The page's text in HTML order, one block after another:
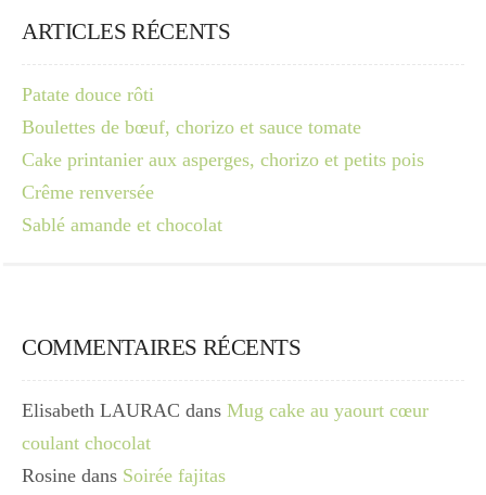
ARTICLES RÉCENTS
Patate douce rôti
Boulettes de bœuf, chorizo et sauce tomate
Cake printanier aux asperges, chorizo et petits pois
Crême renversée
Sablé amande et chocolat
COMMENTAIRES RÉCENTS
Elisabeth LAURAC dans Mug cake au yaourt cœur
coulant chocolat
Rosine dans Soirée fajitas